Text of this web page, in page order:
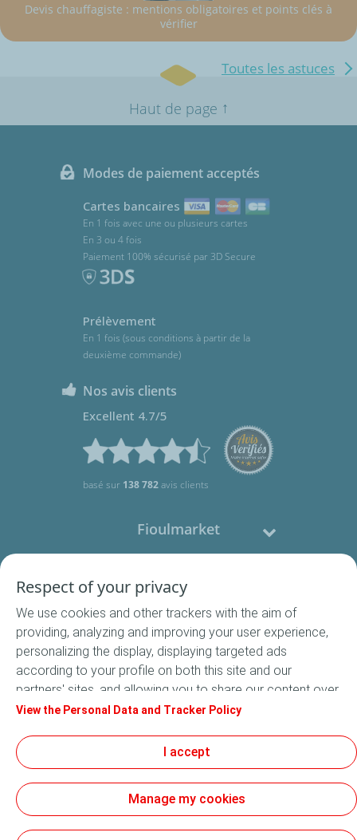
Devis chauffagiste : mentions obligatoires et points clés à
vérifier
Toutes les astuces
Haut de page ↑
Modes de paiement acceptés
Cartes bancaires
En 1 fois avec une ou plusieurs cartes
En 3 ou 4 fois
Paiement 100% sécurisé par 3D Secure
Prélèvement
En 1 fois (sous conditions à partir de la
deuxième commande)
Nos avis clients
Excellent 4.7/5
basé sur 138 782avis clients
Fioulmarket
Nous contacter
Suivez-nous
Conditions Générales de Vente
Mentions légales
Données Personnelles
Cookies
Respect of your privacy
We use cookies and other trackers with the aim of
providing, analyzing and improving your user experience,
personalizing the display, displaying targeted ads
according to your profile on both this site and our
partners' sites, and allowing you to share our content over
social media. In accordance with French legislation,
default. You can change your cookie settings at any time
by clicking on the "Manage my cookies" button. By clicking
on the "Accept" button, you agree that we may store all
cookies on your device. If you click on "Decline", only the
View the Personal Data and Tracker Policy
I accept
Manage my cookies